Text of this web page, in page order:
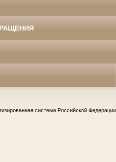
система Российской